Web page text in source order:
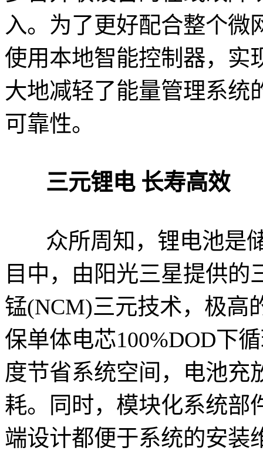
入。为了更好配合整个微
使用本地智能控制器，实
大地减轻了能量管理系统
可靠性。
三元锂电 长寿高效
众所周知，锂电池是储
目中，由阳光三星提供
锰(NCM)三元技术，极高
保单体电芯100%DOD下
度节省系统空间，电池充
耗。同时，模块化系统部
端设计都便于系统的安装